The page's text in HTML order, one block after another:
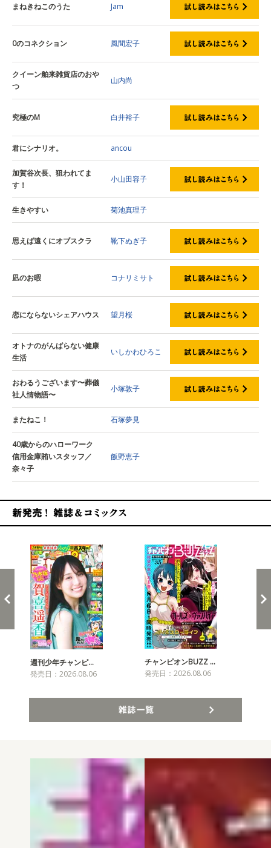
まねきねこのうた Jam
0のコネクション 風間宏子
クイーン舶来雑貨店のおや
つ
山内尚
究極のM 白井裕子
君にシナリオ。 ancou
加賀谷次長、狙われてま
す！
小山田容子
生きやすい 菊池真理子
思えば遠くにオブスクラ 靴下ぬぎ子
凪のお暇 コナリミサト
恋にならないシェアハウス 望月桜
オトナのがんばらない健康
生活
いしかわひろこ
おわるうございます〜葬儀
社人情物語〜
小塚敦子
またねこ！ 石塚夢見
40歳からのハローワーク
信用金庫賄いスタッフ／
奈々子
飯野恵子
週刊少年チャンピ…
発売日：2026.08.06
チャンピオンBUZZ …
発売日：2026.08.06